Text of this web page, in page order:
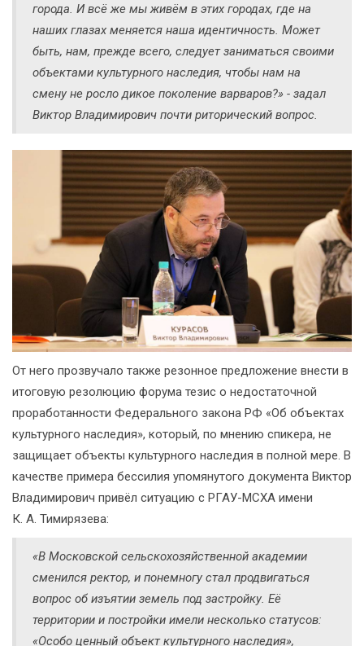
города. И всё же мы живём в этих городах, где на
наших глазах меняется наша идентичность. Может
быть, нам, прежде всего, следует заниматься своими
объектами культурного наследия, чтобы нам на
смену не росло дикое поколение варваров?» - задал
Виктор Владимирович почти риторический вопрос.
От него прозвучало также резонное предложение внести в
итоговую резолюцию форума тезис о недостаточной
проработанности Федерального закона РФ «Об объектах
культурного наследия», который, по мнению спикера, не
защищает объекты культурного наследия в полной мере. В
качестве примера бессилия упомянутого документа Виктор
Владимирович привёл ситуацию с РГАУ-МСХА имени
К. А. Тимирязева:
«В Московской сельскохозяйственной академии
сменился ректор, и понемногу стал продвигаться
вопрос об изъятии земель под застройку. Её
территории и постройки имели несколько статусов:
«Особо ценный объект культурного наследия»,